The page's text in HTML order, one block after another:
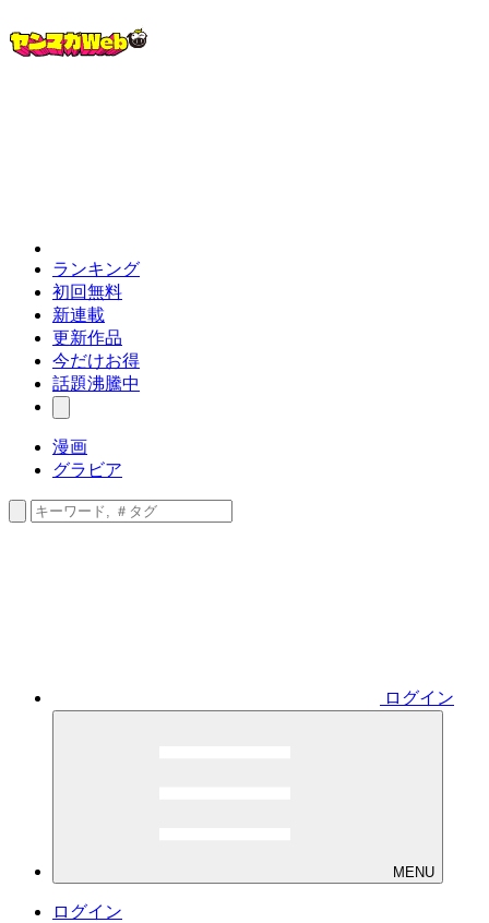
ランキング
初回無料
新連載
更新作品
今だけお得
話題沸騰中
漫画
グラビア
ログイン
MENU
ログイン